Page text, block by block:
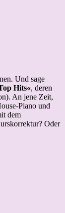
Und sage
Hits«, deren
An jene Zeit,
Piano und
dem
Oder